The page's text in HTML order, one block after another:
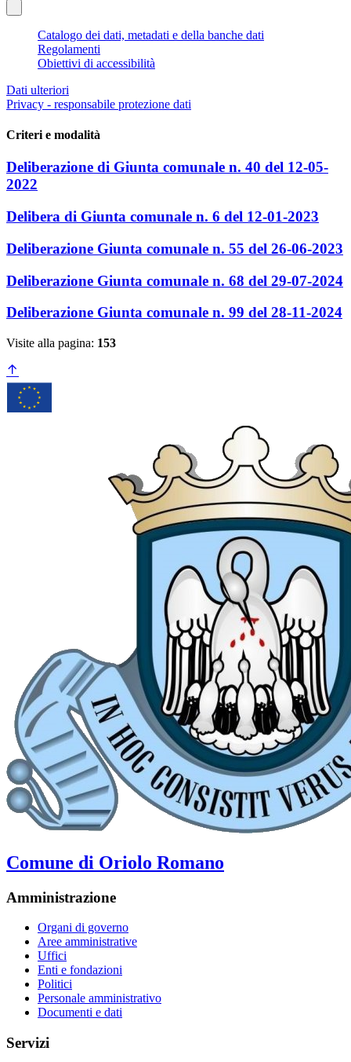
Catalogo dei dati, metadati e della banche dati
Regolamenti
Obiettivi di accessibilità
Dati ulteriori
Privacy - responsabile protezione dati
Criteri e modalità
Deliberazione di Giunta comunale n. 40 del 12-05-
2022
Delibera di Giunta comunale n. 6 del 12-01-2023
Deliberazione Giunta comunale n. 55 del 26-06-2023
Deliberazione Giunta comunale n. 68 del 29-07-2024
Deliberazione Giunta comunale n. 99 del 28-11-2024
Visite alla pagina: 153
Comune di Oriolo Romano
Amministrazione
Organi di governo
Aree amministrative
Uffici
Enti e fondazioni
Politici
Personale amministrativo
Documenti e dati
Servizi